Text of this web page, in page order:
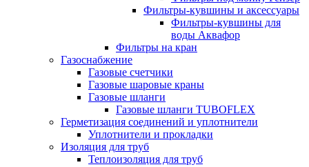
Фильтры-кувшины и аксессуары
Фильтры-кувшины для
воды Аквафор
Фильтры на кран
Газоснабжение
Газовые счетчики
Газовые шаровые краны
Газовые шланги
Газовые шланги TUBOFLEX
Герметизация соединений и уплотнители
Уплотнители и прокладки
Изоляция для труб
Теплоизоляция для труб